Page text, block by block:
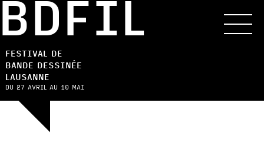
FESTIVAL DE
BANDE DESSINÉE
LAUSANNE
DU 27 AVRIL AU 10 MAI